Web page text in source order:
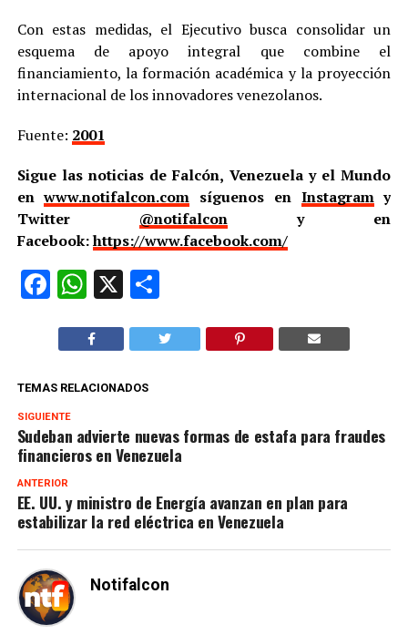
Con estas medidas, el Ejecutivo busca consolidar un
esquema de apoyo integral que combine el
financiamiento, la formación académica y la proyección
internacional de los innovadores venezolanos.
Fuente: 2001
Sigue las noticias de Falcón, Venezuela y el Mundo
enwww.notifalcon.com síguenos en Instagramy
Twitter @notifalcony en
Facebook:https://www.facebook.com/
Facebook
WhatsApp
X Compartir
TEMAS RELACIONADOS
SIGUIENTE
Sudeban advierte nuevas formas de estafa para fraudes
financieros en Venezuela
ANTERIOR
EE. UU. y ministro de Energía avanzan en plan para
estabilizar la red eléctrica en Venezuela
Notifalcon